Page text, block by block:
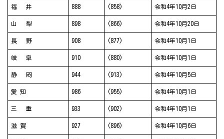
福 井 888 (858) 令和4年10月2日
山 梨 898 (866) 令和4年10月20日
長 野 908 (877) 令和4年10月1日
岐 阜 910 (880) 令和4年10月1日
静 岡 944 (913) 令和4年10月5日
愛 知 986 (955) 令和4年10月1日
三 重 933 (902) 令和4年10月1日
滋 賀 927 (896) 令和4年10月6日